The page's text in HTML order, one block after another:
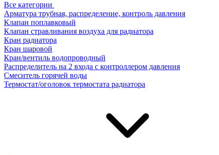
Все категории
Арматура трубная, распределение, контроль давления
Клапан поплавковый
Клапан стравливания воздуха для радиатора
Кран радиатора
Кран шаровой
Кран/вентиль водопроводный
Распределитель на 2 входа с контроллером давления
Смеситель горячей воды
Термостат/оголовок термостата радиатора